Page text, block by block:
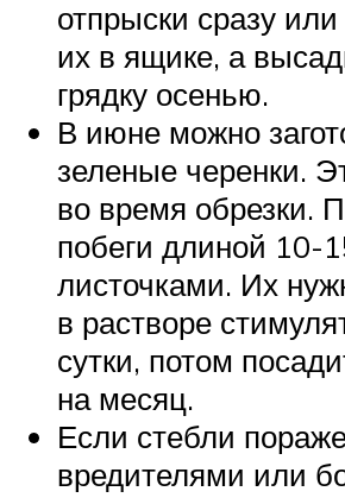
отпрыски сразу
их в ящике, а
грядку осенью.
В июне можно
зеленые черенки.
во время обрезки.
побеги длиной 10-
листочками. Их
в растворе
сутки, потом
на месяц.
Если стебли
вредителями или